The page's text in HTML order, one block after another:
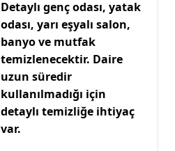
Detaylı genç odası, yatak
odası, yarı eşyalı salon,
banyo ve mutfak
temizlenecektir. Daire
uzun süredir
kullanılmadığı için
detaylı temizliğe ihtiyaç
var.